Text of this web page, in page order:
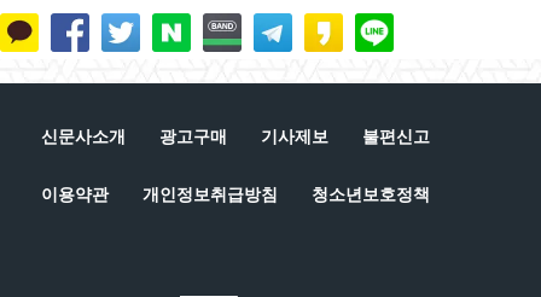
신문사소개 광고구매 기사제보 불편신고
이용약관 개인정보취급방침 청소년보호정책